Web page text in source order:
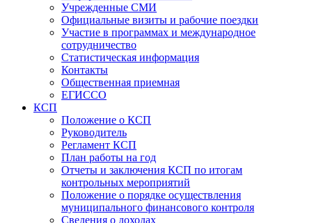
Учрежденные СМИ
Официальные визиты и рабочие поездки
Участие в программах и международное
сотрудничество
Статистическая информация
Контакты
Общественная приемная
ЕГИССО
КСП
Положение о КСП
Руководитель
Регламент КСП
План работы на год
Отчеты и заключения КСП по итогам
контрольных мероприятий
Положение о порядке осуществления
муниципального финансового контроля
Сведения о доходах